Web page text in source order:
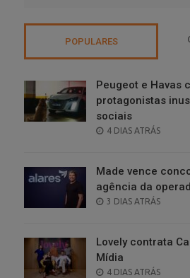
POPULARES
Peugeot e Havas
protagonistas
sociais
POSTED
4 DIAS ATRÁS
Made vence
agência da
POSTED
3 DIAS ATRÁS
Lovely contrata
Mídia
POSTED
4 DIAS ATRÁS